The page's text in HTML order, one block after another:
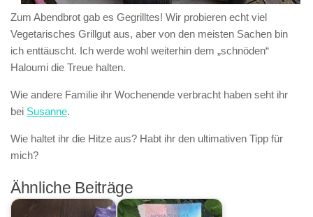
Zum Abendbrot gab es Gegrilltes! Wir probieren echt viel
Vegetarisches Grillgut aus, aber von den meisten Sachen bin
ich enttäuscht. Ich werde wohl weiterhin dem „schnöden“
Haloumi die Treue halten.
Wie andere Familie ihr Wochenende verbracht haben seht ihr
bei Susanne.
Wie haltet ihr die Hitze aus? Habt ihr den ultimativen Tipp für
mich?
Ähnliche Beiträge